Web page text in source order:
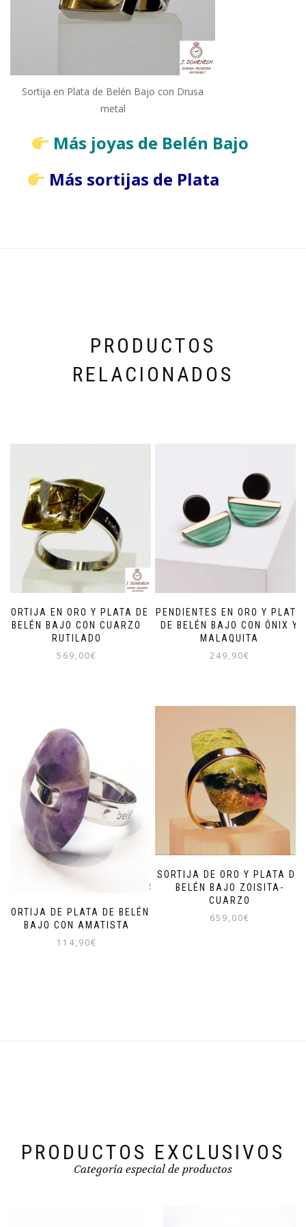
Sortija en Plata de Belén Bajo con Drusa
metal
Más joyas de Belén Bajo
Más sortijas de Plata
PRODUCTOS
RELACIONADOS
SORTIJA EN ORO Y PLATA DE
BELÉN BAJO CON CUARZO
RUTILADO
569,00€
PENDIENTES EN ORO Y PLATA
DE BELÉN BAJO CON ÓNIX Y
MALAQUITA
249,90€
SORTIJA DE PLATA DE BELÉN
BAJO CON AMATISTA
114,90€
SORTIJA DE ORO Y PLATA DE
BELÉN BAJO ZOISITA-
CUARZO
659,00€
PRODUCTOS EXCLUSIVOS
Categoría especial de productos